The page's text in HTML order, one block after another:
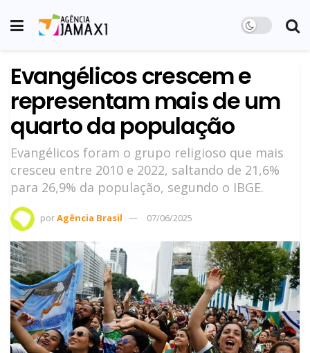
Evangélicos crescem e
representam mais de um
quarto da população
Evangélicos foram o grupo religioso que mais
cresceu entre 2010 e 2022, saltando de 21,6%
para 26,9% da população, segundo o IBGE.
porAgência Brasil 07/06/2025